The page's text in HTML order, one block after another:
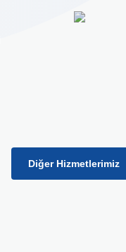
Diğer Hizmetlerimiz